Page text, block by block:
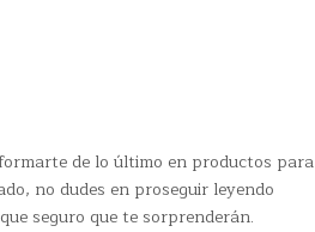
de lo último en productos para
no dudes en proseguir leyendo
seguro que te sorprenderán.